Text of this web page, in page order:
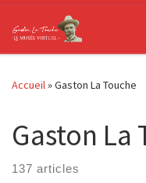
Passer au contenu
Accueil»Gaston La Touche
Gaston La
137 articles